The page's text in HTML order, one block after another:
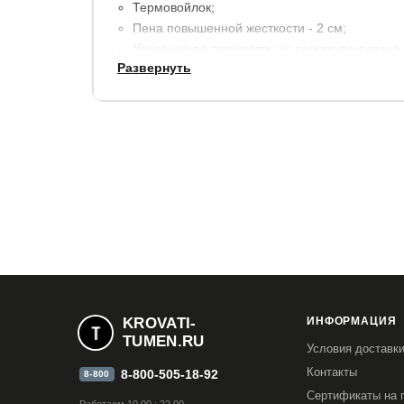
Термовойлок;
Пена повышенной жесткости - 2 см;
Усиление по периметру из пенополиуретана.
Несъемный чехол: белоснежный трикотаж,
Развернуть
KROVATI-
TUMEN.RU
8-800 8-800-505-18-92
ИНФОРМАЦИЯ
Условия доставки
Контакты
Сертификаты на